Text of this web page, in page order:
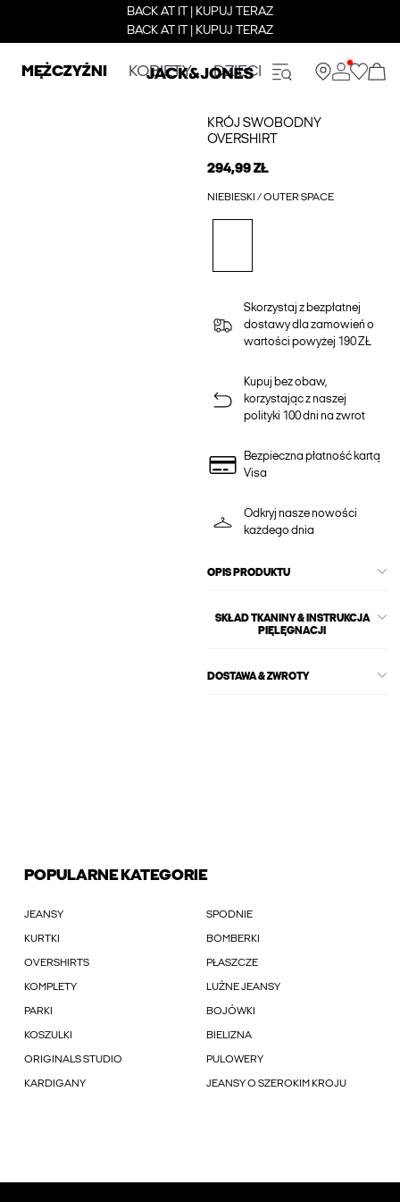
BACK AT IT | KUPUJ TERAZ
BACK AT IT | KUPUJ TERAZ
MĘŻCZYŹNI KOBIETY DZIECI
KRÓJ SWOBODNY
OVERSHIRT
294,99 ZŁ
NIEBIESKI / OUTER SPACE
Skorzystaj z bezpłatnej
dostawy dla zamowień o
wartości powyżej 190 ZŁ
Kupuj bez obaw,
korzystając z naszej
polityki 100 dni na zwrot
Bezpieczna płatność kartą
Visa
Odkryj nasze nowości
każdego dnia
OPIS PRODUKTU
SKŁAD TKANINY & INSTRUKCJA
PIĘLĘGNACJI
DOSTAWA & ZWROTY
POPULARNE KATEGORIE
JEANSY SPODNIE
KURTKI BOMBERKI
OVERSHIRTS PŁASZCZE
KOMPLETY LUŹNE JEANSY
PARKI BOJÓWKI
KOSZULKI BIELIZNA
ORIGINALS STUDIO PULOWERY
KARDIGANY JEANSY O SZEROKIM KROJU